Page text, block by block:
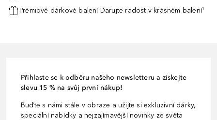
Prémiové dárkové balení Darujte radost v krásném balení¹
Přihlaste se k odběru našeho newsletteru a získejte
slevu 15 % na svůj první nákup!
Buďte s námi stále v obraze a užijte si exkluzivní dárky,
speciální nabídky a nejzajímavější novinky ze světa